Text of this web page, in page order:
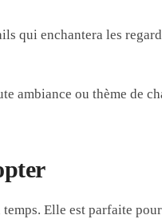
qui enchantera les
ambiance ou thème de
Elle est parfaite